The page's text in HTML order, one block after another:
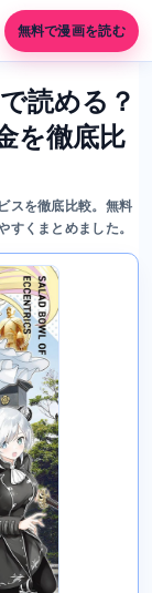
無料で漫画を読む
読める？
を徹底比
スを徹底比較。無料
くまとめました。